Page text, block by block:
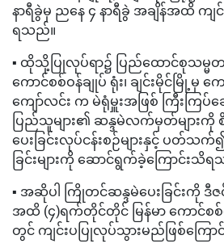
နာရီခွဲမှ ညနေ ၄ နာရီခွဲ အချိန်အထိ ကျ
ရသည်။
▪️ ထိုသို့ပြုလုပ်ရာ၌ ပြည်ထောင်စုသမ္မတ
ကောင်စစ်ဝန်ချုပ် ရုံး၊ ချင်းမိုင်မြို့မှ က
ကျော်လင်း က မဲရုံမှူးအဖြစ် ကြီးကြပ်
ပြည်သူများ၏ ဆန္ဒမဲလက်မှတ်များကို
ပေးခြင်းလုပ်ငန်းစဉ်များနှင့် ပတ်သက်၍
ခြင်းများကို ဆောင်ရွက်ခဲ့ကြောင်းသိ
▪️ အဆိုပါ ကြိုတင်ဆန္ဒမဲပေးခြင်းကို ဒီ
အထိ (၄)ရက်တိုင်တိုင် မြန်မာ ကောင်စစ်ဝ
တွင် ကျင်းပပြုလုပ်သွားမည်ဖြစ်ကြေ